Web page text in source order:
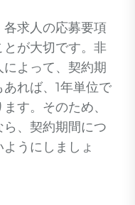
求人の応募要項
が大切です。非
よって、契約期
れば、1年単位で
す。そのため、
、契約期間につ
うにしましょ